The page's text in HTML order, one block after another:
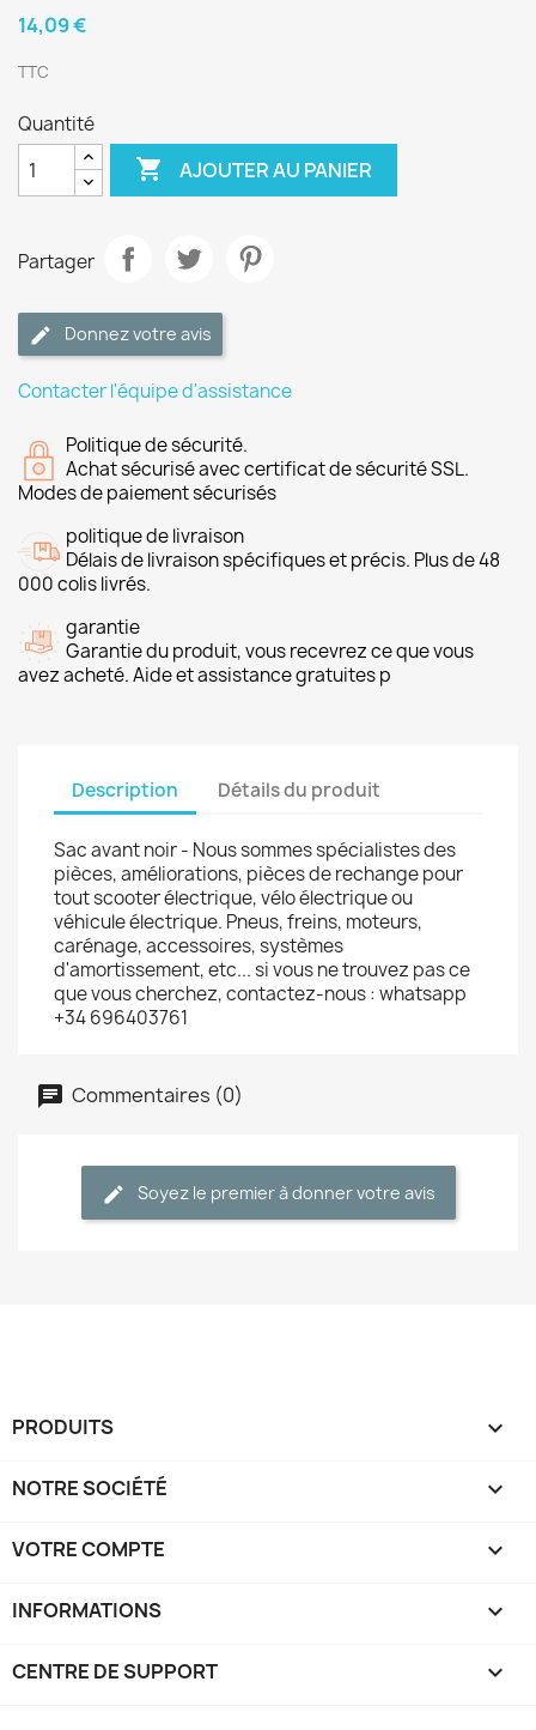
14,09 €
TTC
Quantité
 AJOUTER AU PANIER
Partager
Donnez votre avis
Contacter l'équipe d'assistance
Politique de sécurité.
Achat sécurisé avec certificat de sécurité SSL.
Modes de paiement sécurisés
politique de livraison
Délais de livraison spécifiques et précis. Plus de 48
000 colis livrés.
garantie
Garantie du produit, vous recevrez ce que vous
avez acheté. Aide et assistance gratuites p
Description Détails du produit
Sac avant noir - Nous sommes spécialistes des
pièces, améliorations, pièces de rechange pour
tout scooter électrique, vélo électrique ou
véhicule électrique. Pneus, freins, moteurs,
carénage, accessoires, systèmes
d'amortissement, etc... si vous ne trouvez pas ce
que vous cherchez, contactez-nous : whatsapp
+34 696403761
Commentaires (0)
Soyez le premier à donner votre avis
PRODUITS 
NOTRE SOCIÉTÉ 
VOTRE COMPTE 
INFORMATIONS keyboard_arrow_down
CENTRE DE SUPPORT 